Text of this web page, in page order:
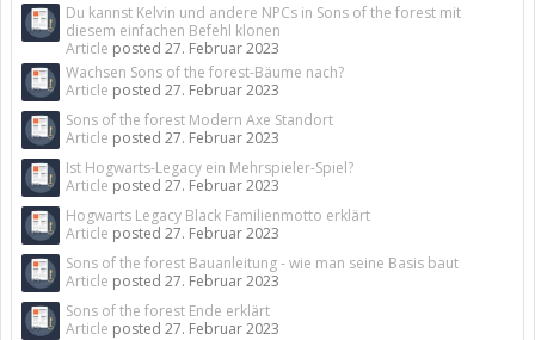
Du kannst Kelvin und andere NPCs in Sons of the forest mit
diesem einfachen Befehl klonen
Article posted 27. Februar 2023
Wachsen Sons of the forest-Bäume nach?
Article posted 27. Februar 2023
Sons of the forest Modern Axe Standort
Article posted 27. Februar 2023
Ist Hogwarts-Legacy ein Mehrspieler-Spiel?
Article posted 27. Februar 2023
Hogwarts Legacy Black Familienmotto erklärt
Article posted 27. Februar 2023
Sons of the forest Bauanleitung - wie man seine Basis baut
Article posted 27. Februar 2023
Sons of the forest Ende erklärt
Article posted 27. Februar 2023